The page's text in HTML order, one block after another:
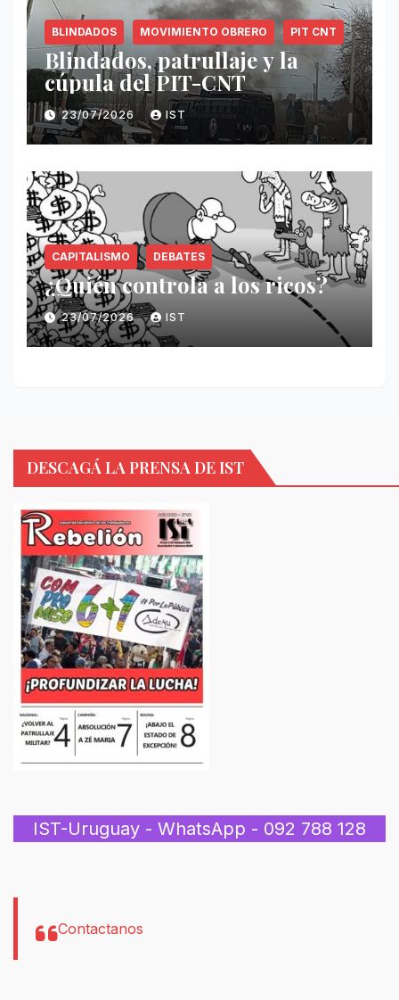
BLINDADOS MOVIMIENTO OBRERO PIT CNT
Blindados, patrullaje y la
cúpula del PIT-CNT
23/07/2026 IST
CAPITALISMO DEBATES
¿Quién controla a los ricos?
23/07/2026 IST
DESCAGÁ LA PRENSA DE IST
IST-Uruguay - WhatsApp - 092 788 128
Contactanos